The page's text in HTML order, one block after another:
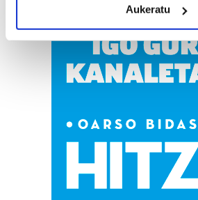
Identify your device by
specific characteristics
Find out more about how your
and set your preferences in the
teknologia erabiliz, cookieak
pertsonalizatuak eskaintzeko,
neurtzeko, jendeari buruzko
produktuak garatzeko. Zure datuak
Aukeratu